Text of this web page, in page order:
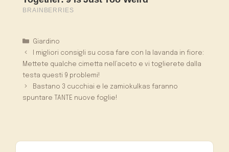
Categorie
Giardino
I migliori consigli su cosa fare con la lavanda in fiore:
Mettete qualche cimetta nell’aceto e vi toglierete dalla
testa questi 9 problemi!
Bastano 3 cucchiai e le zamiokulkas faranno
spuntare TANTE nuove foglie!